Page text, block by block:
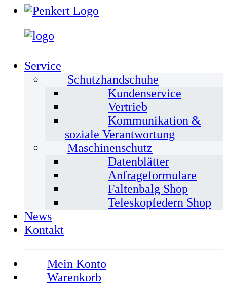
Service
Schutzhandschuhe
Kundenservice
Vertrieb
Kommunikation &
soziale Verantwortung
Maschinenschutz
Datenblätter
Anfrageformulare
Faltenbalg Shop
Teleskopfedern Shop
News
Kontakt
Mein Konto
Warenkorb